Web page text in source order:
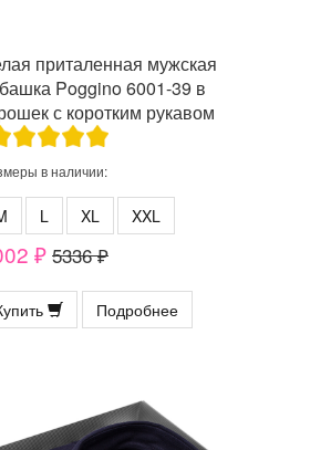
приталенная мужская
Poggino 6001-39 в
с коротким рукавом
в наличии:
L XL XXL
₽ 5336 ₽
Подробнее